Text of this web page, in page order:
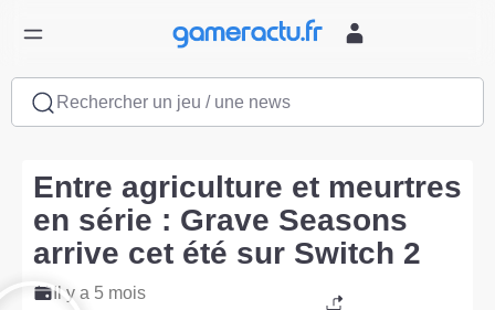
Rechercher un jeu / une news
Entre agriculture et meurtres
en série : Grave Seasons
arrive cet été sur Switch 2
Il y a 5 mois